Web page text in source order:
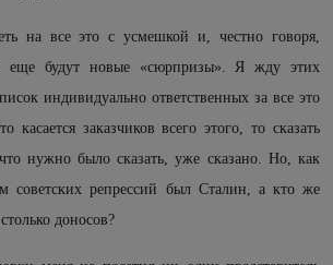
на все это с усмешкой и, честно говоря,
еще будут новые «сюрпризы». Я жду этих
индивидуально ответственных за все это
касается заказчиков всего этого, то сказать
нужно было сказать, уже сказано. Но, как
советских репрессий был Сталин, а кто же
доносов?